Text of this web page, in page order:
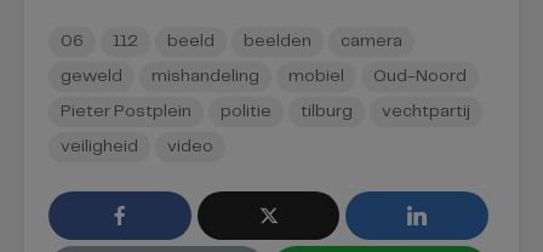
06 112 beeld beelden camera
geweld mishandeling mobiel Oud-Noord
Pieter Postplein politie tilburg vechtpartij
veiligheid video